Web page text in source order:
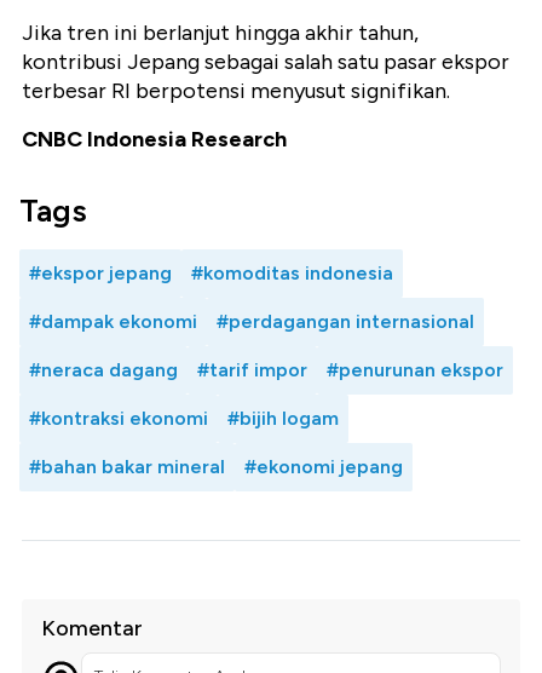
Jika tren ini berlanjut hingga akhir tahun,
kontribusi Jepang sebagai salah satu pasar ekspor
terbesar RI berpotensi menyusut signifikan.
CNBC Indonesia Research
Tags
#ekspor jepang #komoditas indonesia
#dampak ekonomi #perdagangan internasional
#neraca dagang #tarif impor #penurunan ekspor
#kontraksi ekonomi #bijih logam
#bahan bakar mineral #ekonomi jepang
Komentar